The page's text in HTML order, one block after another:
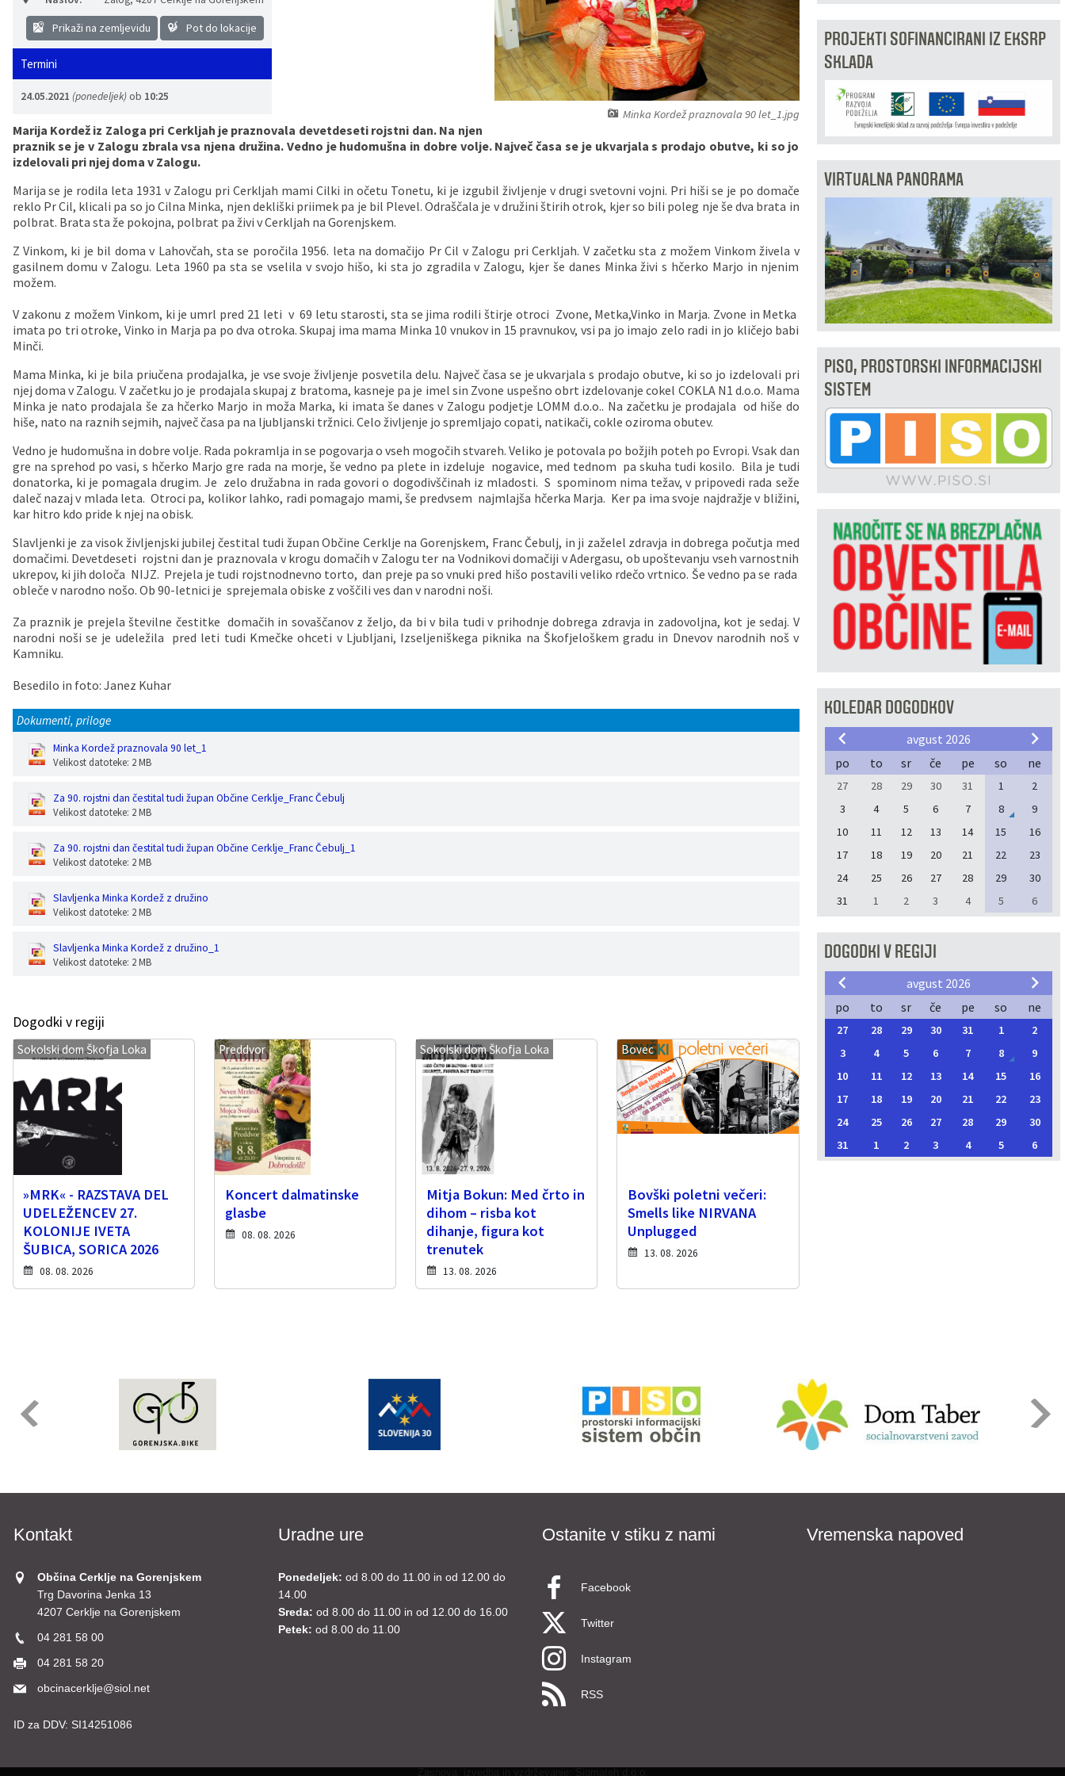
Minka Kordež praznovala 90 let_1.jpg
Prikaži na zemljevidu Pot do lokacije
Termini
24.05.2021 (ponedeljek)ob 10:25
Marija Kordež iz Zaloga pri Cerkljah je praznovala devetdeseti rojstni dan. Na njen
praznik se je v Zalogu zbrala vsa njena družina. Vedno je hudomušna in dobre volje. Največ časa se je ukvarjala s prodajo obutve, ki so jo
izdelovali pri njej doma v Zalogu.
Marija se je rodila leta 1931 v Zalogu pri Cerkljah mami Cilki in očetu Tonetu, ki je izgubil življenje v drugi svetovni vojni. Pri hiši se je po domače
reklo Pr Cil, klicali pa so jo Cilna Minka, njen dekliški priimek pa je bil Plevel. Odraščala je v družini štirih otrok, kjer so bili poleg nje še dva brata in
polbrat. Brata sta že pokojna, polbrat pa živi v Cerkljah na Gorenjskem.
Z Vinkom, ki je bil doma v Lahovčah, sta se poročila 1956. leta na domačijo Pr Cil v Zalogu pri Cerkljah. V začetku sta z možem Vinkom živela v
gasilnem domu v Zalogu. Leta 1960 pa sta se vselila v svojo hišo, ki sta jo zgradila v Zalogu, kjer še danes Minka živi s hčerko Marjo in njenim
možem.
V zakonu z možem Vinkom, ki je umrl pred 21 leti v 69 letu starosti, sta se jima rodili štirje otroci Zvone, Metka,Vinko in Marja. Zvone in Metka
imata po tri otroke, Vinko in Marja pa po dva otroka. Skupaj ima mama Minka 10 vnukov in 15 pravnukov, vsi pa jo imajo zelo radi in jo kličejo babi
Minči.
Mama Minka, ki je bila priučena prodajalka, je vse svoje življenje posvetila delu. Največ časa se je ukvarjala s prodajo obutve, ki so jo izdelovali pri
njej doma v Zalogu. V začetku jo je prodajala skupaj z bratoma, kasneje pa je imel sin Zvone uspešno obrt izdelovanje cokel COKLA N1 d.o.o. Mama
Minka je nato prodajala še za hčerko Marjo in moža Marka, ki imata še danes v Zalogu podjetje LOMM d.o.o.. Na začetku je prodajala od hiše do
hiše, nato na raznih sejmih, največ časa pa na ljubljanski tržnici. Celo življenje jo spremljajo copati, natikači, cokle oziroma obutev.
Vedno je hudomušna in dobre volje. Rada pokramlja in se pogovarja o vseh mogočih stvareh. Veliko je potovala po božjih poteh po Evropi. Vsak dan
gre na sprehod po vasi, s hčerko Marjo gre rada na morje, še vedno pa plete in izdeluje nogavice, med tednom pa skuha tudi kosilo. Bila je tudi
donatorka, ki je pomagala drugim. Je zelo družabna in rada govori o dogodivščinah iz mladosti. S spominom nima težav, v pripovedi rada seže
daleč nazaj v mlada leta. Otroci pa, kolikor lahko, radi pomagajo mami, še predvsem najmlajša hčerka Marja. Ker pa ima svoje najdražje v bližini,
kar hitro kdo pride k njej na obisk.
Slavljenki je za visok življenjski jubilej čestital tudi župan Občine Cerklje na Gorenjskem, Franc Čebulj, in ji zaželel zdravja in dobrega počutja med
domačimi. Devetdeseti rojstni dan je praznovala v krogu domačih v Zalogu ter na Vodnikovi domačiji v Adergasu, ob upoštevanju vseh varnostnih
ukrepov, ki jih določa NIJZ. Prejela je tudi rojstnodnevno torto, dan preje pa so vnuki pred hišo postavili veliko rdečo vrtnico. Še vedno pa se rada
obleče v narodno nošo. Ob 90-letnici je sprejemala obiske z voščili ves dan v narodni noši.
Za praznik je prejela številne čestitke domačih in sovaščanov z željo, da bi v bila tudi v prihodnje dobrega zdravja in zadovoljna, kot je sedaj. V
narodni noši se je udeležila pred leti tudi Kmečke ohceti v Ljubljani, Izseljeniškega piknika na Škofjeloškem gradu in Dnevov narodnih noš v
Kamniku.
Besedilo in foto: Janez Kuhar
Dokumenti, priloge
Minka Kordež praznovala 90 let_1
Velikost datoteke: 2 MB
Za 90. rojstni dan čestital tudi župan Občine Cerklje_Franc Čebulj
Velikost datoteke: 2 MB
Za 90. rojstni dan čestital tudi župan Občine Cerklje_Franc Čebulj_1
Velikost datoteke: 2 MB
Slavljenka Minka Kordež z družino
Velikost datoteke: 2 MB
Slavljenka Minka Kordež z družino_1
Velikost datoteke: 2 MB
Dogodki v regiji
Sokolski dom Škofja Loka
»MRK« - RAZSTAVA DEL
UDELEŽENCEV 27.
KOLONIJE IVETA
ŠUBICA, SORICA 2026
08. 08. 2026
Preddvor
Koncert dalmatinske
glasbe
08. 08. 2026
Sokolski dom Škofja Loka
Mitja Bokun: Med črto in
dihom – risba kot
dihanje, figura kot
trenutek
13. 08. 2026
Bovec
Bovški poletni večeri:
Smells like NIRVANA
Unplugged
13. 08. 2026
PROJEKTI SOFINANCIRANI IZ EKSRP
SKLADA
VIRTUALNA PANORAMA
PISO, PROSTORSKI INFORMACIJSKI
SISTEM
KOLEDAR DOGODKOV
avgust 2026
po
to sr če pe so ne
27 28 29 30 31 1
2
3
4 5 6 7 8
9
10
11 12 13 14 15
16
17
18 19 20 21 22
23
24
25 26 27 28 29
30
31
1 2 3 4 5 6
DOGODKI V REGIJI
avgust 2026
po
to sr če pe so ne
27 28 29 30 31 1
2
3
4 5 6 7 8
9
10
11 12 13 14 15
16
17
18 19 20 21 22
23
24
25 26 27 28 29
30
31
1 2 3 4 5 6
Kontakt
Občina Cerklje na Gorenjskem
Trg Davorina Jenka 13
4207 Cerklje na Gorenjskem
04 281 58 00
04 281 58 20
obcinacerklje@siol.net
ID za DDV: SI14251086
Uradne ure
Ponedeljek: od 8.00 do 11.00 in od 12.00 do
14.00
Sreda: od 8.00 do 11.00 in od 12.00 do 16.00
Petek: od 8.00 do 11.00
Ostanite v stiku z nami
Facebook
Twitter
Instagram
RSS
Vremenska napoved
Vaške skupnosti
Častno razsodišče
Medobčinski inšpektorat
Gasilstvo, zaščita in reševanje
Načrt ravnanja s stvarnim premoženjem
Galerija slik
MojaObčina.si
Dokumenti v javni obravnavi